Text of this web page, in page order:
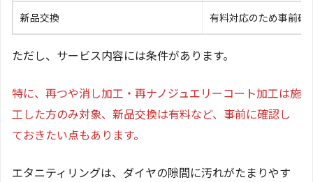
新品交換 有料対応のため事前確
ただし、サービス内容には条件があります。
特に、再つや消し加工・再ナノジュエリーコート加工は施
工した方のみ対象、新品交換は有料など、事前に確認し
ておきたい点もあります。
エタニティリングは、ダイヤの隙間に汚れがたまりやす